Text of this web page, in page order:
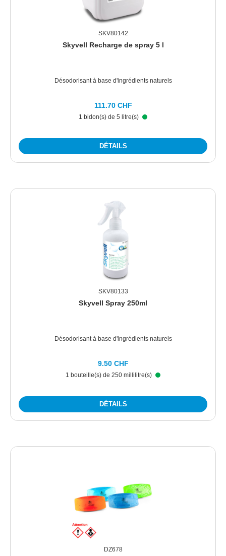
SKV80142
Skyvell Recharge de spray 5 l
Désodorisant à base d'ingrédients naturels
1 bidon(s) de 5 litre(s)
111.70 CHF
DÉTAILS
SKV80133
Skyvell Spray 250ml
Désodorisant à base d'ingrédients naturels
1 bouteille(s) de 250 millilitre(s)
9.50 CHF
DÉTAILS
DZ678